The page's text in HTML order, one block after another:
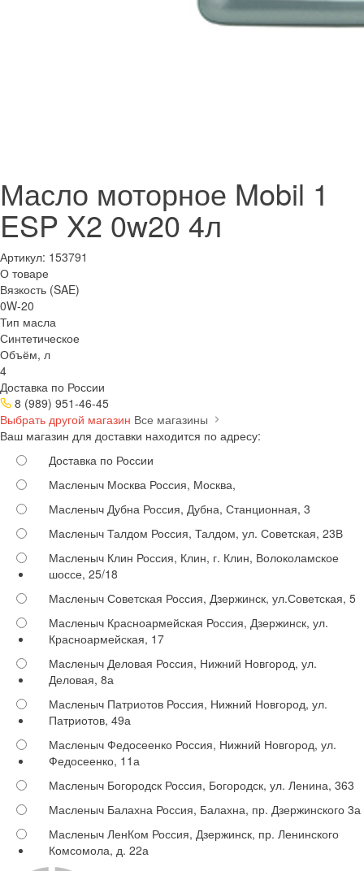
Масло моторное Mobil 1
ESP X2 0w20 4л
Артикул: 153791
О товаре
Вязкость (SAE)
0W-20
Тип масла
Синтетическое
Объём, л
4
Доставка по России
8 (989) 951-46-45
Выбрать другой магазин Все магазины
Ваш магазин для доставки находится по адресу:
Доставка по России
Масленыч Москва Россия, Москва,
Масленыч Дубна Россия, Дубна, Станционная, 3
Масленыч Талдом Россия, Талдом, ул. Советская, 23В
Масленыч Клин Россия, Клин, г. Клин, Волоколамское
шоссе, 25/18
Масленыч Советская Россия, Дзержинск, ул.Советская, 5
Масленыч Красноармейская Россия, Дзержинск, ул.
Красноармейская, 17
Масленыч Деловая Россия, Нижний Новгород, ул.
Деловая, 8а
Масленыч Патриотов Россия, Нижний Новгород, ул.
Патриотов, 49а
Масленыч Федосеенко Россия, Нижний Новгород, ул.
Федосеенко, 11а
Масленыч Богородск Россия, Богородск, ул. Ленина, 363
Масленыч Балахна Россия, Балахна, пр. Дзержинского 3а
Масленыч ЛенКом Россия, Дзержинск, пр. Ленинского
Комсомола, д. 22а